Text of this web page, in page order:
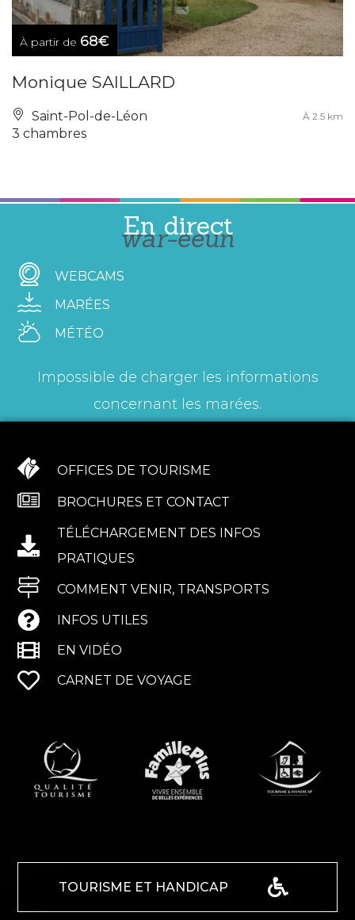
À partir de 68€
Monique SAILLARD
Saint-Pol-de-Léon À 2.5 km
3 chambres
En direct
war-eeun
WEBCAMS
MARÉES
MÉTÉO
Impossible de charger les informations
concernant les marées.
OFFICES DE TOURISME
BROCHURES ET CONTACT
TÉLÉCHARGEMENT DES INFOS
PRATIQUES
COMMENT VENIR, TRANSPORTS
INFOS UTILES
EN VIDÉO
CARNET DE VOYAGE
TOURISME ET HANDICAP